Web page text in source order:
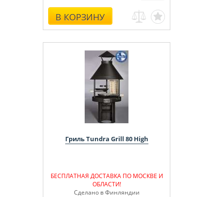
В КОРЗИНУ
Гриль Tundra Grill 80 High
БЕСПЛАТНАЯ ДОСТАВКА ПО МОСКВЕ И
ОБЛАСТИ!
Сделано в Финляндии